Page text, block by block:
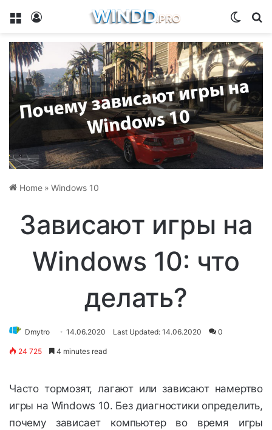
Menu
Home » Windows 10
Зависают игры на
Windows 10: что
делать?
Dmytro 14.06.2020 Last Updated: 14.06.2020 0
24 725 4 minutes read
Часто тормозят, лагают или зависают намертво
игры на Windows 10. Без диагностики определить,
почему зависает компьютер во время игры